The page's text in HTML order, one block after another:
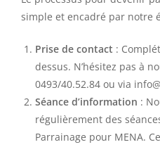
simple et encadré par notre
Prise de contact :
dessus. N’hésitez pas à
0493/40.52.84 ou via
Séance d’information :
régulièrement des
Parrainage pour MENA.